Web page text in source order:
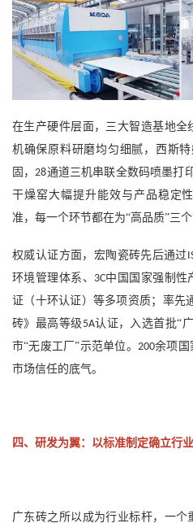
在生产硬件层面，三大智造基地全
机确保原料研磨均匀细腻，西斯特
固，28通道三机串联全数码喷墨打
干燥窑大幅提升能效与产品稳定
准，每一个环节都在为“高品质”三个
权威认证方面，宏陶瓷砖先后通过
环境管理体系、 3C中国国家强制性
证（十环认证）等多项资质；率先
砖》最高等级 5A认证，入选首批“
市“无废工厂”示范单位。 200余项国
市场信任的底气。
四、研发为翼：以标准制定确立行
广东砖之所以成为行业标杆，一